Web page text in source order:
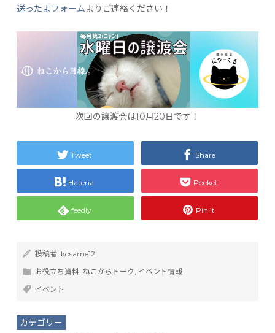
送ったよフォームよりご連絡ください！
次回の譲渡会は10月20日です！
Tweet Share
Hatena Pocket
feedly Pin it
投稿者: kosame12
お役立ち資料,ねこからトーク, イベント情報
イベント
カテゴリー